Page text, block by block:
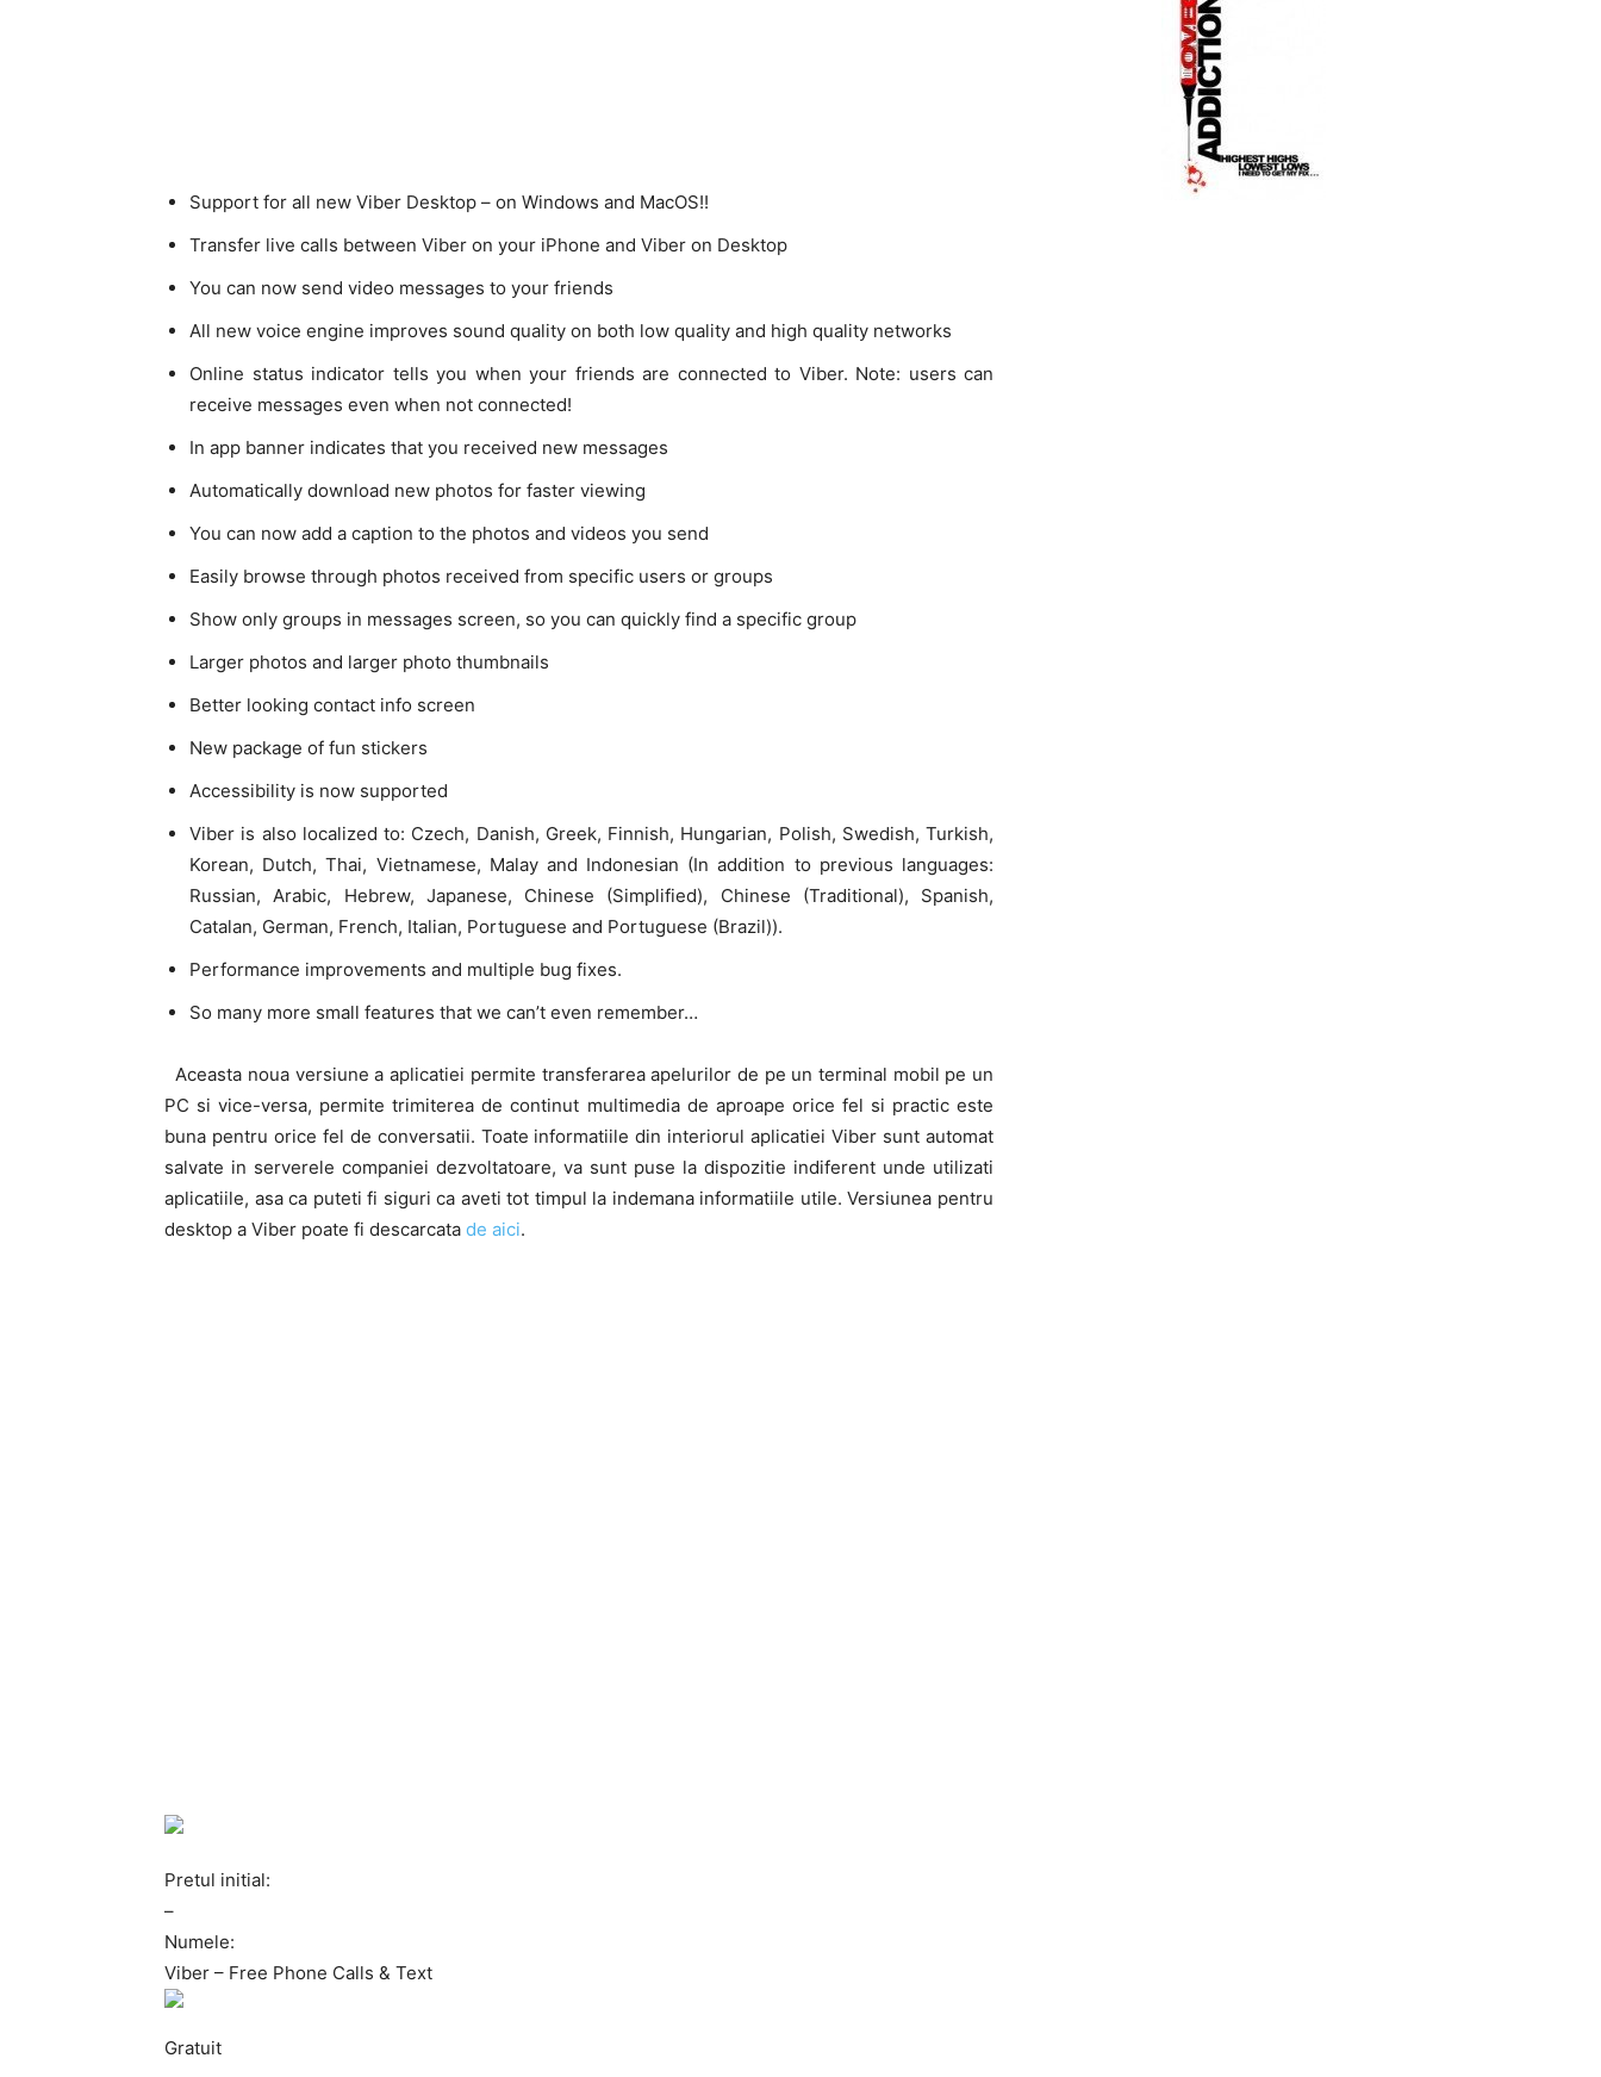
Support for all new Viber Desktop – on Windows and MacOS!!
Transfer live calls between Viber on your iPhone and Viber on Desktop
You can now send video messages to your friends
All new voice engine improves sound quality on both low quality and high quality networks
Online status indicator tells you when your friends are connected to Viber. Note: users can
receive messages even when not connected!
In app banner indicates that you received new messages
Automatically download new photos for faster viewing
You can now add a caption to the photos and videos you send
Easily browse through photos received from specific users or groups
Show only groups in messages screen, so you can quickly find a specific group
Larger photos and larger photo thumbnails
Better looking contact info screen
New package of fun stickers
Accessibility is now supported
Viber is also localized to: Czech, Danish, Greek, Finnish, Hungarian, Polish, Swedish, Turkish,
Korean, Dutch, Thai, Vietnamese, Malay and Indonesian (In addition to previous languages:
Russian, Arabic, Hebrew, Japanese, Chinese (Simplified), Chinese (Traditional), Spanish,
Catalan, German, French, Italian, Portuguese and Portuguese (Brazil)).
Performance improvements and multiple bug fixes.
So many more small features that we can’t even remember…
Aceasta noua versiune a aplicatiei permite transferarea apelurilor de pe un terminal mobil pe un
PC si vice-versa, permite trimiterea de continut multimedia de aproape orice fel si practic este
buna pentru orice fel de conversatii. Toate informatiile din interiorul aplicatiei Viber sunt automat
salvate in serverele companiei dezvoltatoare, va sunt puse la dispozitie indiferent unde utilizati
aplicatiile, asa ca puteti fi siguri ca aveti tot timpul la indemana informatiile utile. Versiunea pentru
desktop a Viber poate fi descarcata de aici.
Pretul initial:
–
Numele:
Viber – Free Phone Calls & Text
Gratuit